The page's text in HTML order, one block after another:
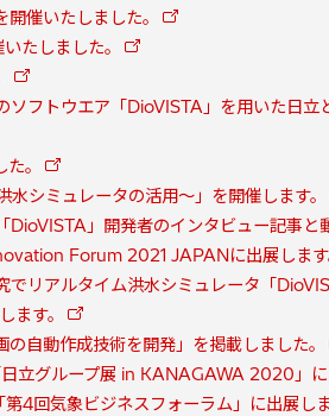
催いたしました。
たしました。
フトウエア「DioVISTA」を用いた日立
。
シミュレータの活用～」を開催します。
」開発者のインタビュー記事と
Forum 2021 JAPANに出展します
でリアルタイム洪水シミュレータ「
ます。
自動作成技術を開発」を掲載しました。
立グループ展 in KANAGAWA 2020」に
4回気象ビジネスフォーラム」に出展しま